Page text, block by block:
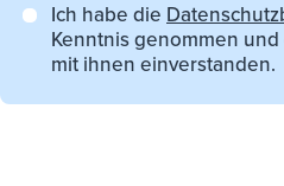
Ich habe die
Kenntnis genommen und
mit ihnen einverstanden.